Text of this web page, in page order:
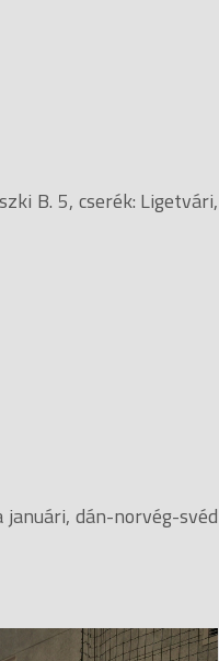
B. 5, cserék: Ligetvári,
dán-norvég-svéd